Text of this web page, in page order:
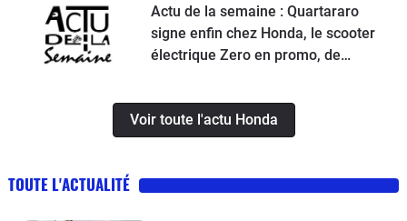
Actu de la semaine : Quartararo
signe enfin chez Honda, le scooter
électrique Zero en promo, de
trottinettes, un Chinois ambitieux et
KTM à la relance
Voir toute l'actu Honda
TOUTE L'ACTUALITÉ